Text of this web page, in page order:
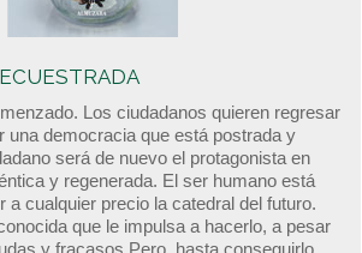
Los ciudadanos quieren regresar
una democracia que está postrada y
será de nuevo el protagonista en
y regenerada. El ser humano está
a cualquier precio la catedral del futuro.
que le impulsa a hacerlo, a pesar